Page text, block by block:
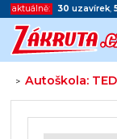
aktuálně: 30 uzavírek,
>Autoškola: